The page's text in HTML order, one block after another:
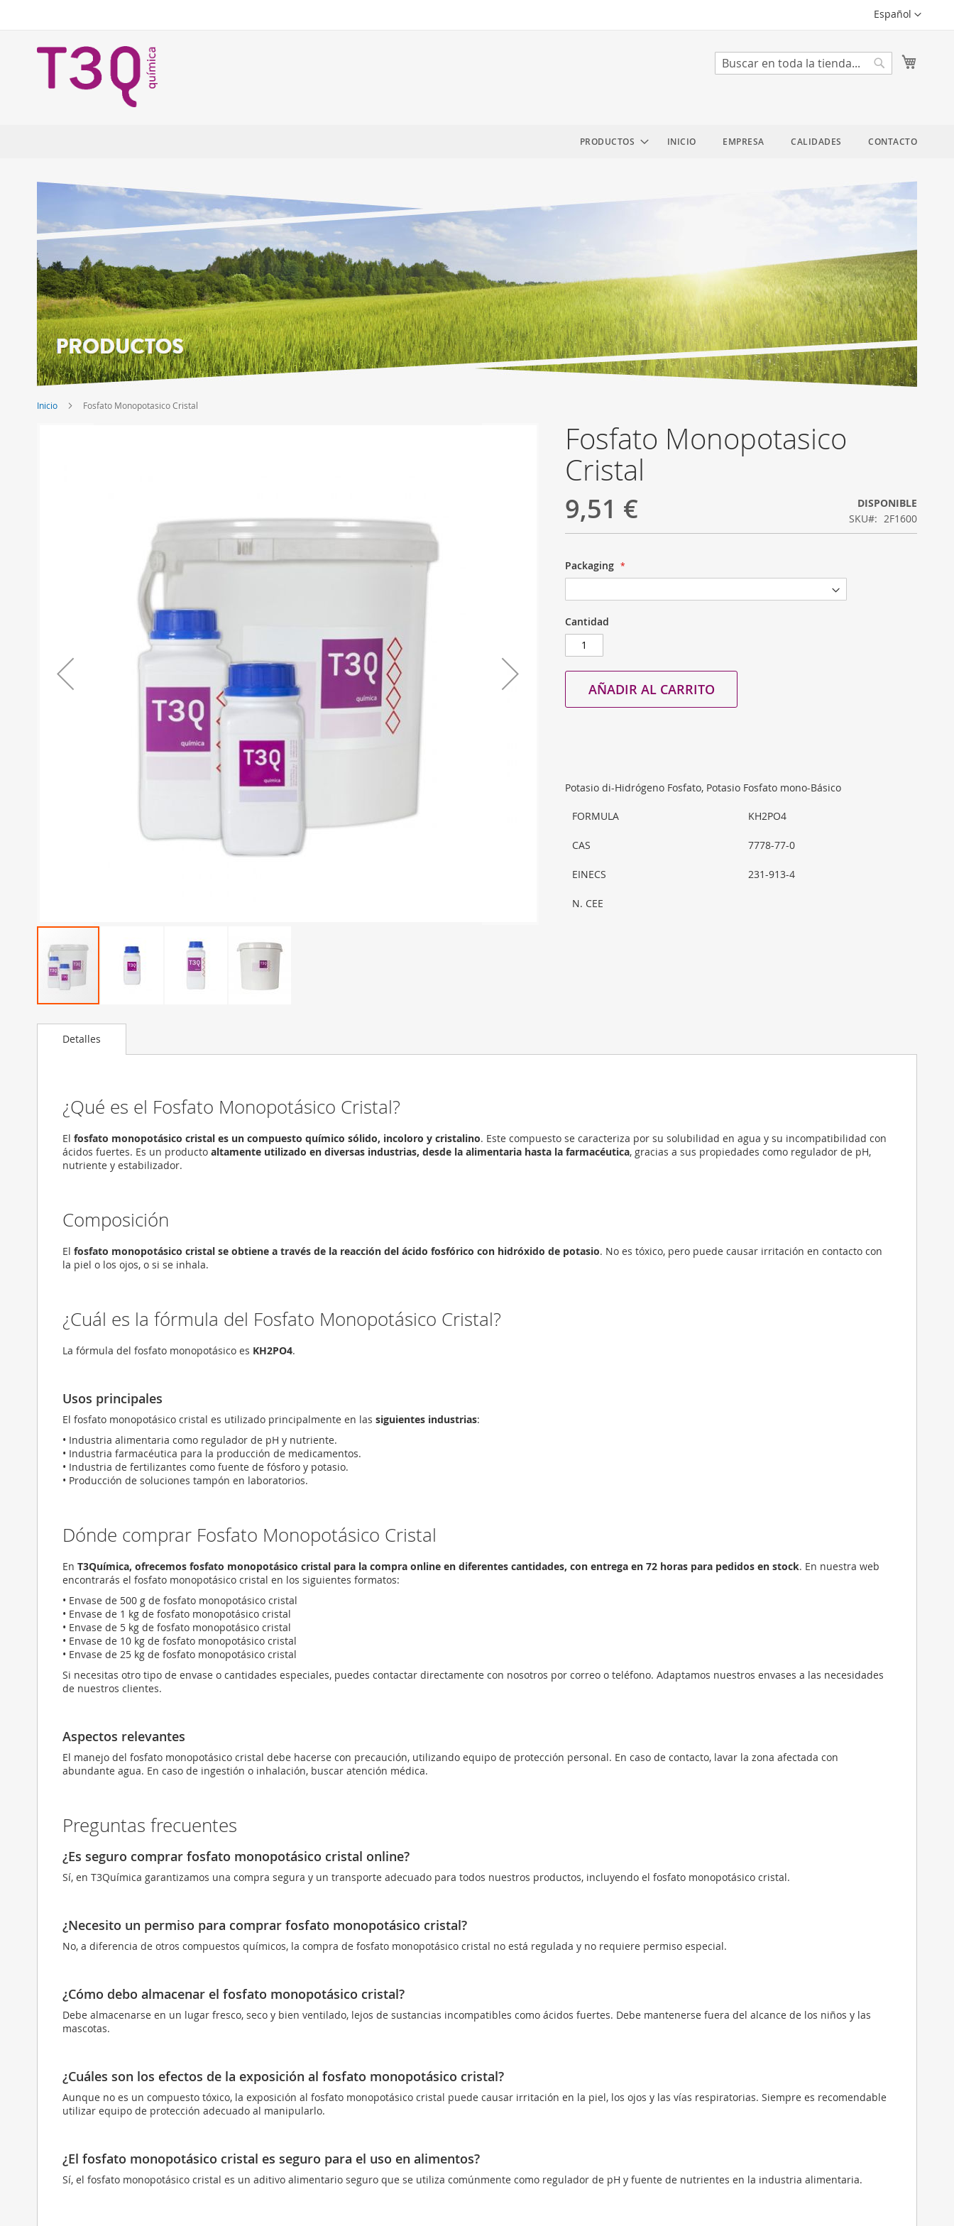
Lenguaje
Español
Search
PRODUCTOS INICIO EMPRESA CALIDADES CONTACTO
Inicio Fosfato Monopotasico Cristal
Fosfato Monopotasico
Cristal
9,51 €
DISPONIBLE
SKU
2F1600
Packaging
Cantidad
AÑADIR AL CARRITO
Potasio di-Hidrógeno Fosfato, Potasio Fosfato mono-Básico
FORMULA KH2PO4
CAS 7778-77-0
EINECS 231-913-4
N. CEE
al
comienzo
imágenes
Detalles
¿Qué es el Fosfato Monopotásico Cristal?
El fosfato monopotásico cristal es un compuesto químico sólido, incoloro y cristalino. Este compuesto se caracteriza por su solubilidad en agua y su incompatibilidad con
ácidos fuertes. Es un producto altamente utilizado en diversas industrias, desde la alimentaria hasta la farmacéutica, gracias a sus propiedades como regulador de pH,
nutriente y estabilizador.
Composición
El fosfato monopotásico cristal se obtiene a través de la reacción del ácido fosfórico con hidróxido de potasio. No es tóxico, pero puede causar irritación en contacto con
la piel o los ojos, o si se inhala.
¿Cuál es la fórmula del Fosfato Monopotásico Cristal?
La fórmula del fosfato monopotásico es KH2PO4.
Usos principales
El fosfato monopotásico cristal es utilizado principalmente en las siguientes industrias:
• Industria alimentaria como regulador de pH y nutriente.
• Industria farmacéutica para la producción de medicamentos.
• Industria de fertilizantes como fuente de fósforo y potasio.
• Producción de soluciones tampón en laboratorios.
Dónde comprar Fosfato Monopotásico Cristal
En T3Química, ofrecemos fosfato monopotásico cristal para la compra online en diferentes cantidades, con entrega en 72 horas para pedidos en stock. En nuestra web
encontrarás el fosfato monopotásico cristal en los siguientes formatos:
• Envase de 500 g de fosfato monopotásico cristal
• Envase de 1 kg de fosfato monopotásico cristal
• Envase de 5 kg de fosfato monopotásico cristal
• Envase de 10 kg de fosfato monopotásico cristal
• Envase de 25 kg de fosfato monopotásico cristal
Si necesitas otro tipo de envase o cantidades especiales, puedes contactar directamente con nosotros por correo o teléfono. Adaptamos nuestros envases a las necesidades
de nuestros clientes.
Aspectos relevantes
El manejo del fosfato monopotásico cristal debe hacerse con precaución, utilizando equipo de protección personal. En caso de contacto, lavar la zona afectada con
abundante agua. En caso de ingestión o inhalación, buscar atención médica.
Preguntas frecuentes
¿Es seguro comprar fosfato monopotásico cristal online?
Sí, en T3Química garantizamos una compra segura y un transporte adecuado para todos nuestros productos, incluyendo el fosfato monopotásico cristal.
¿Necesito un permiso para comprar fosfato monopotásico cristal?
No, a diferencia de otros compuestos químicos, la compra de fosfato monopotásico cristal no está regulada y no requiere permiso especial.
¿Cómo debo almacenar el fosfato monopotásico cristal?
Debe almacenarse en un lugar fresco, seco y bien ventilado, lejos de sustancias incompatibles como ácidos fuertes. Debe mantenerse fuera del alcance de los niños y las
mascotas.
¿Cuáles son los efectos de la exposición al fosfato monopotásico cristal?
Aunque no es un compuesto tóxico, la exposición al fosfato monopotásico cristal puede causar irritación en la piel, los ojos y las vías respiratorias. Siempre es recomendable
utilizar equipo de protección adecuado al manipularlo.
¿El fosfato monopotásico cristal es seguro para el uso en alimentos?
Sí, el fosfato monopotásico cristal es un aditivo alimentario seguro que se utiliza comúnmente como regulador de pH y fuente de nutrientes en la industria alimentaria.